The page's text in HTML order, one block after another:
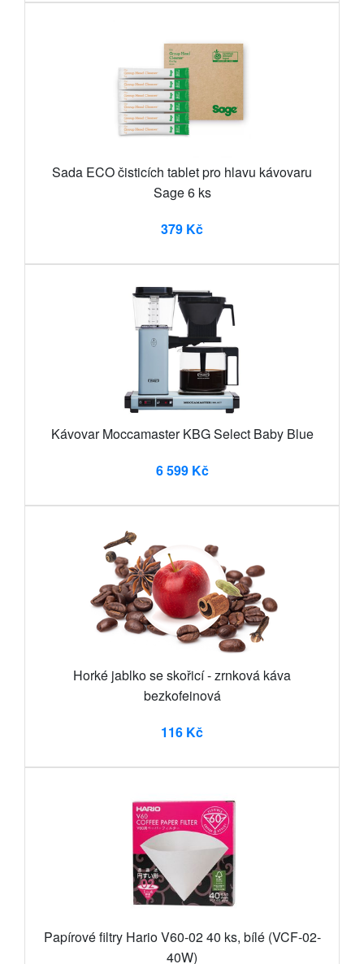
Sada ECO čisticích tablet pro hlavu kávovaru
Sage 6 ks
379 Kč
Kávovar Moccamaster KBG Select Baby Blue
6 599 Kč
Horké jablko se skořicí - zrnková káva
bezkofeinová
116 Kč
Papírové filtry Hario V60-02 40 ks, bílé (VCF-02-
40W)